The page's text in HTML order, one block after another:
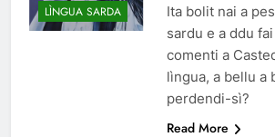
LÌNGUA SARDA
Ita bolit nai a
sardu e a ddu
comenti a
lìngua, a bellu a
perdendi-sì?
Read More